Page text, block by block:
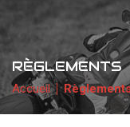
RÉSULTATS
PHOTOS /
RÈGLEMENTS
Accueil